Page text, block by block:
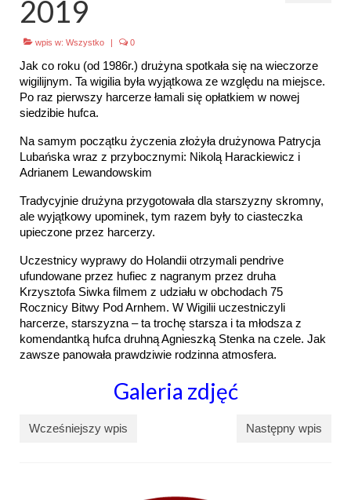
Emblematy (plakietki) i znaki drużyny
Dla harcerzy i rodziców
Ryngraf Pamiątkowy 7 HDCzB
Odznaka Honorowa 7 HDCzB
Nasze twarze
Galerie 1983-2025
Multimedia
Kontakt
2019
wpis w: Wszystko 0
Jak co roku (od 1986r.) drużyna spotkała się na wieczorze
wigilijnym. Ta wigilia była wyjątkowa ze względu na miejsce.
Po raz pierwszy harcerze łamali się opłatkiem w nowej
siedzibie hufca.
Na samym początku życzenia złożyła drużynowa Patrycja
Lubańska wraz z przybocznymi: Nikolą Harackiewicz i
Adrianem Lewandowskim
Tradycyjnie drużyna przygotowała dla starszyzny skromny,
ale wyjątkowy upominek, tym razem były to ciasteczka
upieczone przez harcerzy.
Uczestnicy wyprawy do Holandii otrzymali pendrive
ufundowane przez hufiec z nagranym przez druha
Krzysztofa Siwka filmem z udziału w obchodach 75
Rocznicy Bitwy Pod Arnhem. W Wigilii uczestniczyli
harcerze, starszyzna – ta trochę starsza i ta młodsza z
komendantką hufca druhną Agnieszką Stenka na czele. Jak
zawsze panowała prawdziwie rodzinna atmosfera.
Galeria zdjęć
Wcześniejszy wpis Następny wpis